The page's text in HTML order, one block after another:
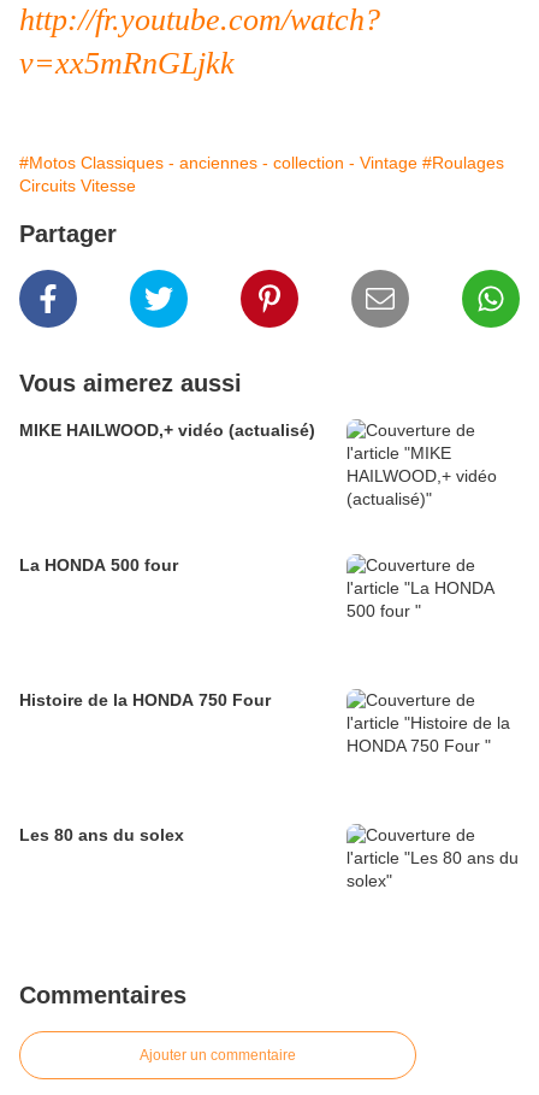
http://fr.youtube.com/watch?
v=xx5mRnGLjkk
#Motos Classiques - anciennes - collection - Vintage #Roulages
Circuits Vitesse
Partager
Vous aimerez aussi
MIKE HAILWOOD,+ vidéo (actualisé)
La HONDA 500 four
Histoire de la HONDA 750 Four
Les 80 ans du solex
Commentaires
Ajouter un commentaire